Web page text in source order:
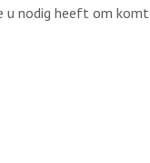
u nodig heeft om komt